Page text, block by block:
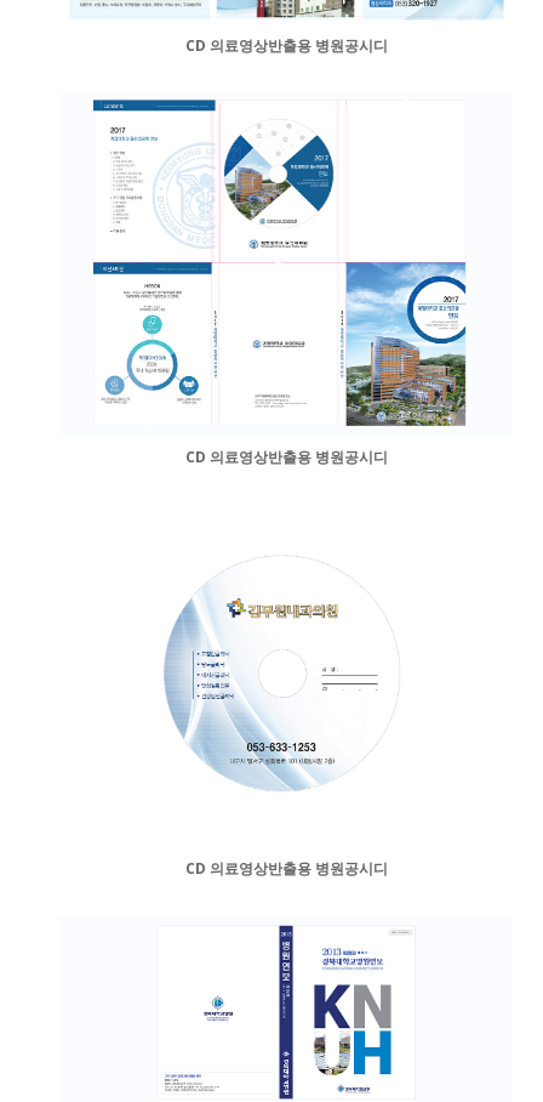
CD 의료영상반출용 병원공시디
CD 의료영상반출용 병원공시디
CD 의료영상반출용 병원공시디